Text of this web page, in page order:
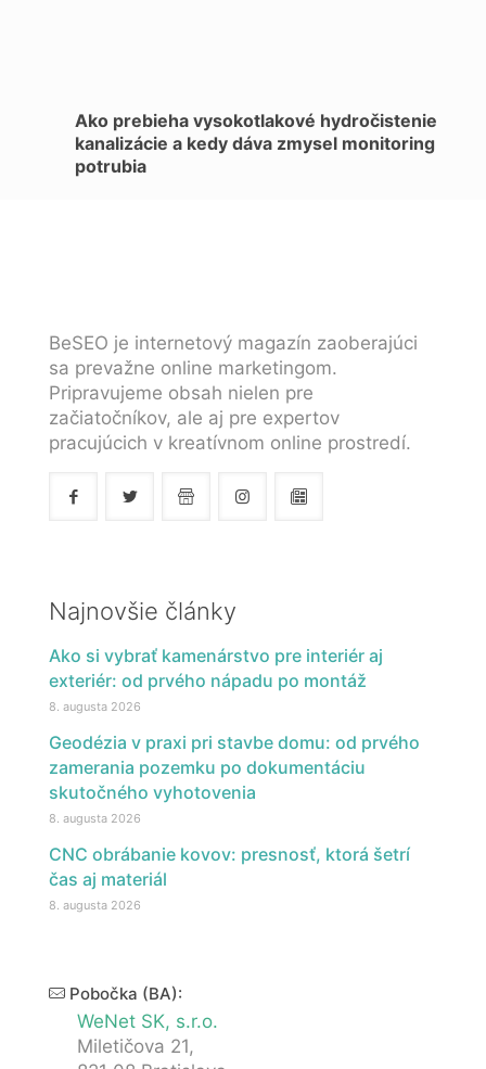
Ako prebieha vysokotlakové hydročistenie
kanalizácie a kedy dáva zmysel monitoring
potrubia
BeSEO je internetový magazín zaoberajúci
sa prevažne online marketingom.
Pripravujeme obsah nielen pre
začiatočníkov, ale aj pre expertov
pracujúcich v kreatívnom online prostredí.
Najnovšie články
Ako si vybrať kamenárstvo pre interiér aj
exteriér: od prvého nápadu po montáž
8. augusta 2026
Geodézia v praxi pri stavbe domu: od prvého
zamerania pozemku po dokumentáciu
skutočného vyhotovenia
8. augusta 2026
CNC obrábanie kovov: presnosť, ktorá šetrí
čas aj materiál
8. augusta 2026
Pobočka (BA):
WeNet SK, s.r.o.
Miletičova 21,